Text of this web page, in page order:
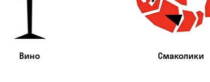
Вино Смаколики